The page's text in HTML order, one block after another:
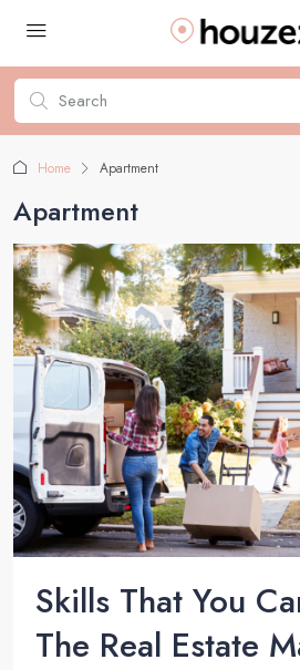
Home Apartment
Apartment
Skills That You
The Real Estate